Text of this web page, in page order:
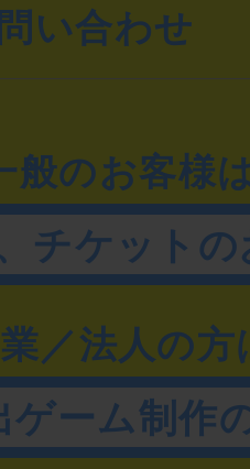
い合わせ
のお客様
チケット
／法人の方
ゲーム制作